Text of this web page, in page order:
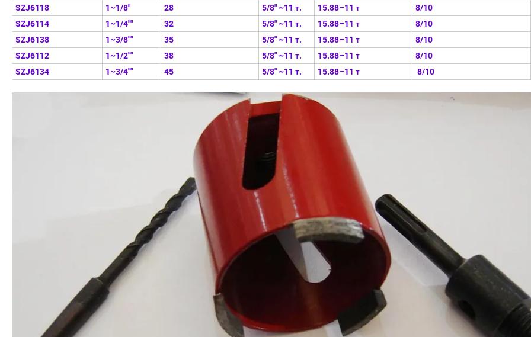
SZJ6118
1~1/8" 28 5/8" ~11 т. 15.88–11 т
8/10
SZJ6114
1~1/4"" 32 5/8" ~11 т. 15.88–11 т
8/10
SZJ6138
1~3/8"" 35 5/8" ~11 т. 15.88–11 т
8/10
SZJ6112
1~1/2"" 38 5/8" ~11 т. 15.88–11 т
8/10
SZJ6134
1~3/4"" 45 5/8" ~11 т. 15.88–11 т 8/10